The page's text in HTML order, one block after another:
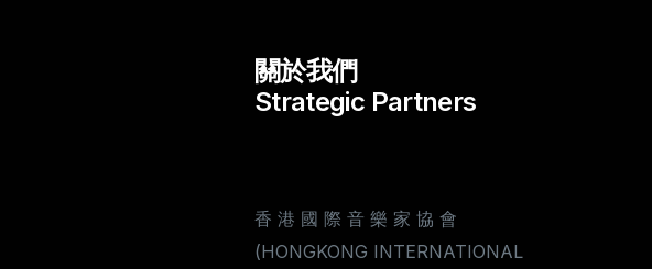
關於我們
Strategic Partners
香 港 國 際 音 樂 家 協 會
(HONGKONG INTERNATIONAL